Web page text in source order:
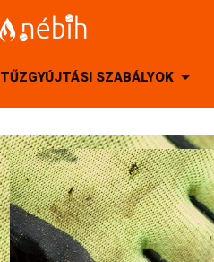
TŰZGYÚJTÁSI SZABÁLYOK